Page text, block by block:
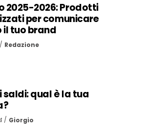
2025-2026: Prodotti
per comunicare
il tuo brand
Redazione
saldi: qual è la tua
Giorgio